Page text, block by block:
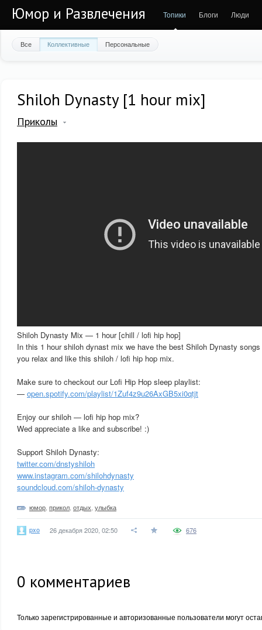
Юмор и Развлечения Топики Блоги Люди
Все Коллективные Персональные
Shiloh Dynasty [1 hour mix]
Приколы
Shiloh Dynasty Mix — 1 hour [chill / lofi hip hop]
In this 1 hour shiloh dynast mix we have the best Shiloh Dynasty
you relax and like this shiloh / lofi hip hop mix.
Make sure to checkout our Lofi Hip Hop sleep playlist:
— open.spotify.com/playlist/1Zuf4z9u26AxGB5xi0qtjt
Enjoy our shiloh — lofi hip hop mix?
Wed appreciate a like and subscribe! :)
Support Shiloh Dynasty:
twitter.com/dnstyshiloh
www.instagram.com/shilohdynasty
soundcloud.com/shiloh-dynasty
юмор прикол отдых улыбка
pxo 26 декабря 2020, 02:50 676
0 комментариев
Только зарегистрированные и авторизованные пользователи могут